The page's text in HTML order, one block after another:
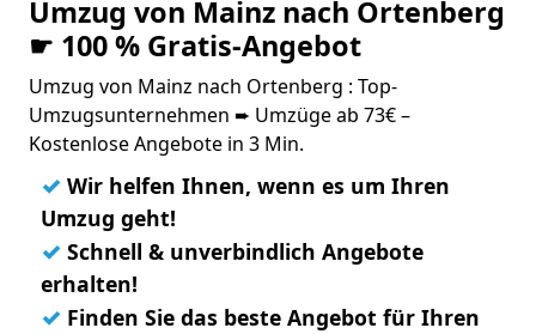
Umzug von Mainz nach Ortenberg
☛ 100 % Gratis-Angebot
Umzug von Mainz nach Ortenberg : Top-
Umzugsunternehmen ➨ Umzüge ab 73€ –
Kostenlose Angebote in 3 Min.
✓ Wir helfen Ihnen, wenn es um Ihren
Umzug geht!
✓ Schnell & unverbindlich Angebote
erhalten!
✓ Finden Sie das beste Angebot für Ihren